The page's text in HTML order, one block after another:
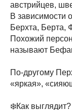
австрийцев,
В зависимости
Берхта, Берта,
Похожий
называют
По-другому
«яркая»,
❄️Как выглядит?